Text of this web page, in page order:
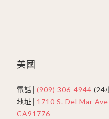
美國
電話│ (909) 306-4944 (24
地址│ 1710 S. Del Mar
CA91776